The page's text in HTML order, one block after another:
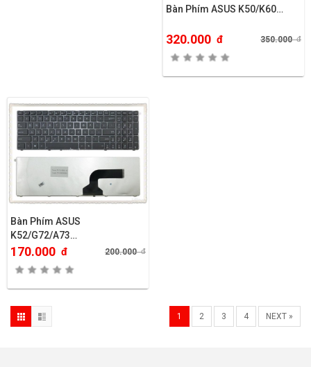
Bàn Phím ASUS K50/K60…
320.000 đ 350.000đ
Bàn Phím ASUS
K52/G72/A73…
170.000 đ 200.000đ
1 2 3 4 NEXT »